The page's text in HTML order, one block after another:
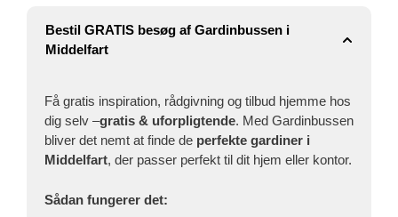
Bestil GRATIS besøg af Gardinbussen i
Middelfart
Få gratis inspiration, rådgivning og tilbud hjemme hos
dig selv –gratis & uforpligtende. Med Gardinbussen
bliver det nemt at finde de perfekte gardiner i
Middelfart, der passer perfekt til dit hjem eller kontor.
Sådan fungerer det: